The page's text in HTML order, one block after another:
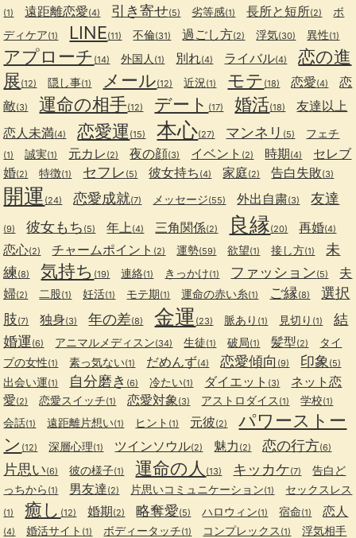
(1) 遠距離恋愛(4) 引き寄せ(5) 劣等感(1) 長所と短所(2)
ボ
ディケア(1) LINE(11) 不倫(31) 過ごし方(2) 浮気(30) 異性(1)
アプローチ (14) 外国人 (1) 別れ(4) ライバル(4)
恋の進
展(12) 隠し事(1) メール(12) 近況 (1) モテ (18) 恋愛(4)
恋
敵(3) 運命の相手(12) デート (17) 婚活(18)
友達以上
恋人未満(4) 恋愛運 (15) 本心(27) マンネリ (5) フェチ
(1) 誠実(1) 元カレ (2) 夜の顔(3) イベント (2) 時期(4)
セレブ
婚(2) 特徴(1) セフレ (5) 彼女持ち (4) 家庭(2) 告白失敗(3)
開運 (24) 恋愛成就(7) メッセージ(55) 外出自粛(3) 友達
(9) 彼女もち (5) 年上(4) 三角関係(2) 良縁(20) 再婚(4)
恋心(2) チャームポイント (2) 運勢(59) 欲望(1) 接し方(1)
未
練(8) 気持ち (19) 連絡(1) きっかけ(1) ファッション(5)
夫
婦(2) 二股(1) 妊活(1) モテ期(1) 運命の赤い糸(1) ご縁(8)
選択
肢(7) 独身(3) 年の差(8) 金運 (23) 脈あり (1) 見切り (1)
結
婚運(6) アニマルメディスン(34) 生徒(1) 破局(1) 髪型(2)
タイ
プの女性(1) 素っ気ない(1) だめんず(4) 恋愛傾向 (9) 印象 (5)
出会い運(1) 自分磨き (6) 冷たい(1) ダイエット (3)
ネット恋
愛(2) 恋愛スイッチ(1) 恋愛対象(3) アストロダイス (1) 学校(1)
会話(1) 遠距離片想い(1) ヒント (1) 元彼(2)
パワーストー
ン (12) 深層心理(1) ツインソウル(2) 魅力 (2) 恋の行方(6)
片思い(6) 彼の様子(1) 運命の人 (13) キッカケ(7)
告白ど
っちから (1) 男友達(2) 片思いコミュニケーション(1) セックスレス
(1) 癒し (12) 婚期(2) 略奪愛(5) ハロウィン(1) 宿命(1) 恋人
(4) 婚活サイト (1) ボディータッチ(1) コンプレックス (1) 浮気相手